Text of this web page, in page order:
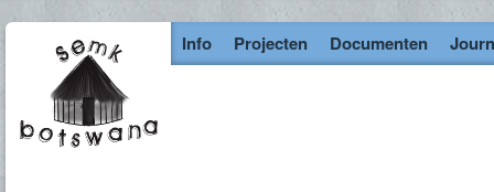
Info Projecten Documenten